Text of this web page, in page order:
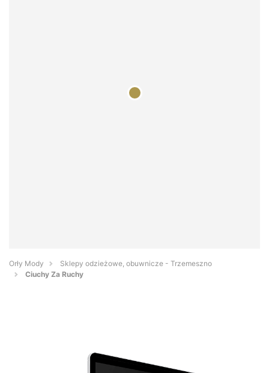
Orły Mody
Sklepy odzieżowe, obuwnicze - Trzemeszno
Ciuchy Za Ruchy